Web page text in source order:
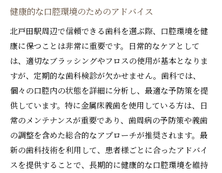
健康的な口腔環境のためのアドバイス
北戸田駅周辺で信頼できる歯科を選ぶ際、口腔環境を健
康に保つことは非常に重要です。日常的なケアとして
は、適切なブラッシングやフロスの使用が基本となりま
すが、定期的な歯科検診が欠かせません。歯科では、
個々の口腔内の状態を詳細に分析し、最適な予防策を提
供しています。特に金属床義歯を使用している方は、日
常のメンテナンスが重要であり、歯周病の予防策や義歯
の調整を含めた総合的なアプローチが推奨されます。最
新の歯科技術を利用して、患者様ごとに合ったアドバイ
スを提供することで、長期的に健康的な口腔環境を維持